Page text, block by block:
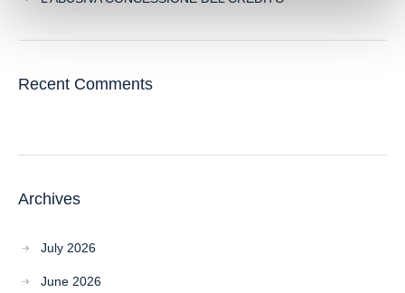
Recent Comments
Archives
July 2026
June 2026